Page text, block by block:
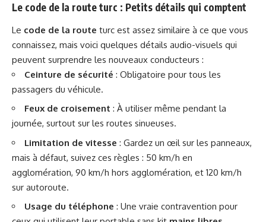
Le code de la route turc : Petits détails qui comptent
Le code de la route turc est assez similaire à ce que vous
connaissez, mais voici quelques détails audio-visuels qui
peuvent surprendre les nouveaux conducteurs :
Ceinture de sécurité : Obligatoire pour tous les
passagers du véhicule.
Feux de croisement : À utiliser même pendant la
journée, surtout sur les routes sinueuses.
Limitation de vitesse : Gardez un œil sur les panneaux,
mais à défaut, suivez ces règles : 50 km/h en
agglomération, 90 km/h hors agglomération, et 120 km/h
sur autoroute.
Usage du téléphone : Une vraie contravention pour